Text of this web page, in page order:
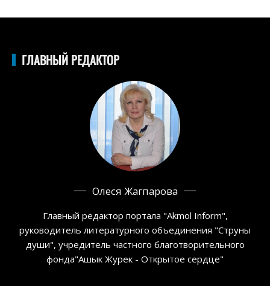
ГЛАВНЫЙ РЕДАКТОР
Олеся Жагпарова
Главный редактор портала "Akmol Inform",
руководитель литературного объединения "Струны
души", учредитель частного благотворительного
фонда"Ашык Журек - Открытое сердце"